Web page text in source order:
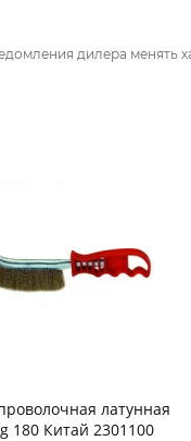
дилера
латунная
180 Китай 2301100